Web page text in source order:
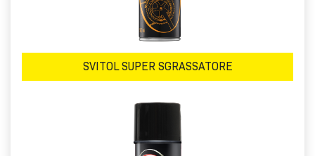
SVITOL SUPER SGRASSATORE